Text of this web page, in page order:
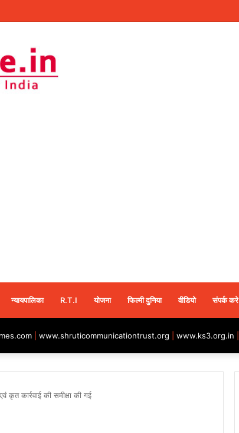
न्यायपालिका R.T.I योजना फिल्मी दुनिया वीडियो संपर्क करे
www.shruticommunicationtrust.org www.ks3.org.in
कृत कार्रवाई की समीक्षा की गई